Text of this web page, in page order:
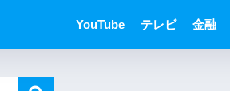
YouTube テレビ 金融